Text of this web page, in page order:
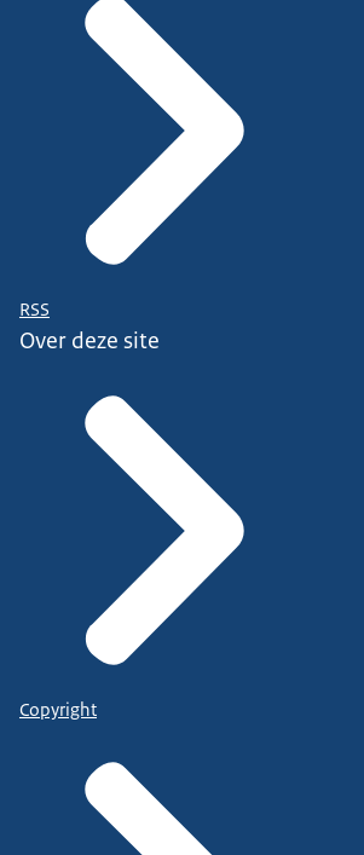
RSS
Over deze site
Copyright